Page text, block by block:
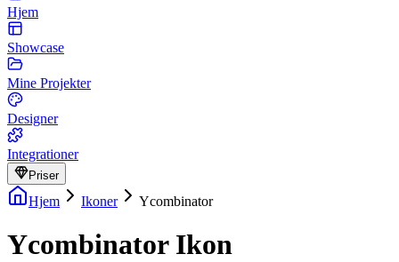
Hjem
Showcase
Mine Projekter
Designer
Integrationer
Priser
Hjem Ikoner Ycombinator
Ycombinator Ikon